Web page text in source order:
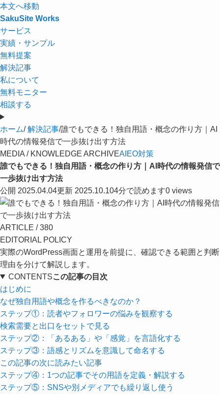
本文へ移動
SakuSite Works
サービス
実績・サンプル
無料提案
解決記事
私について
無料モニター
相談する
ホーム/ 解決記事/誰でもできる！独自用語・概念の作り方｜AI
時代の情報発信で一歩抜け出す方法
MEDIA / KNOWLEDGE ARCHIVEAIEO対策
誰でもできる！独自用語・概念の作り方｜AI時代の情報発信で
一歩抜け出す方法
公開 2025.04.04更新 2025.10.104分で読めます0 views
ARTICLE / 380
EDITORIAL POLICY
実際のWordPress画面と運用を前提に、確認できる範囲と判断
理由を分けて解説します。
CONTENTSこの記事の目次
はじめに
なぜ独自用語や概念を作るべきなのか？
ステップ①：読者やフォロワーの悩みを観察する
検索需要と出口をセットで見る
ステップ②：「あるある」や「感覚」を言語化する
ステップ③：語感とリズムを意識して命名する
この記事の次に読みたい記事
ステップ④：1つの記事でその用語を定義・解説する
ステップ⑤：SNSや別メディアでも繰り返し使う